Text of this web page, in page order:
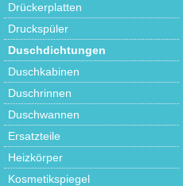
Drückerplatten
Druckspüler
Duschdichtungen
Duschkabinen
Duschrinnen
Duschwannen
Ersatzteile
Heizkörper
Kosmetikspiegel